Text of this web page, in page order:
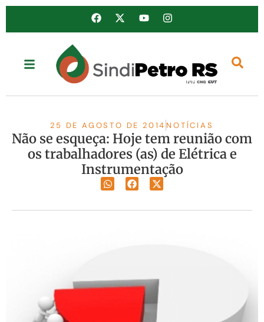
25 DE AGOSTO DE 2014 NOTÍCIAS
Não se esqueça: Hoje tem reunião com
os trabalhadores (as) de Elétrica e
Instrumentação